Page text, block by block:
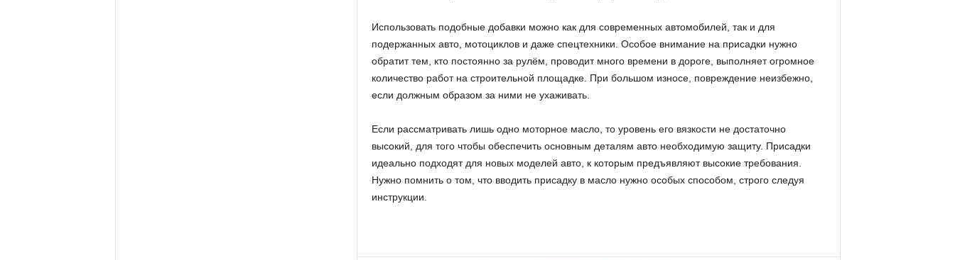
Использовать подобные добавки можно как для современных автомобилей, так и для
подержанных авто, мотоциклов и даже спецтехники. Особое внимание на присадки нужно
обратит тем, кто постоянно за рулём, проводит много времени в дороге, выполняет огромное
количество работ на строительной площадке. При большом износе, повреждение неизбежно,
если должным образом за ними не ухаживать.
Если рассматривать лишь одно моторное масло, то уровень его вязкости не достаточно
высокий, для того чтобы обеспечить основным деталям авто необходимую защиту. Присадки
идеально подходят для новых моделей авто, к которым предъявляют высокие требования.
Нужно помнить о том, что вводить присадку в масло нужно особых способом, строго следуя
инструкции.